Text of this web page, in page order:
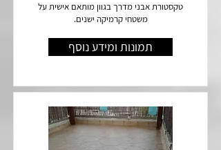
טקסטורת אבני מדרך בגוון מותאם אישית על
משטחי קרמיקה ישנים.
תמונות ומידע נוסף